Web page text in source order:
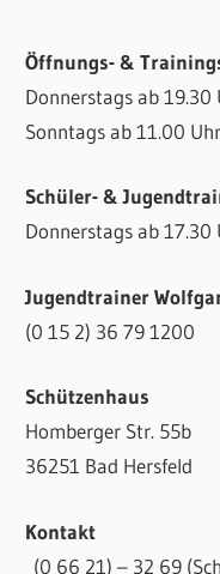
Öffnungs- &
Donnerstags ab 19.30
Sonntags ab 11.00 Uhr
Schüler- &
Donnerstags ab 17.30
Jugendtrainer
(0 15 2) 36 79 1200
Schützenhaus
Homberger Str. 55b
36251 Bad Hersfeld
Kontakt
(0 66 21) – 32 69